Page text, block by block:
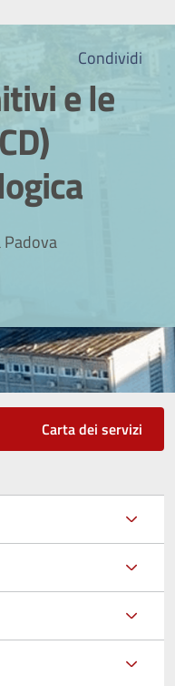
Condividi
e le
Carta dei servizi